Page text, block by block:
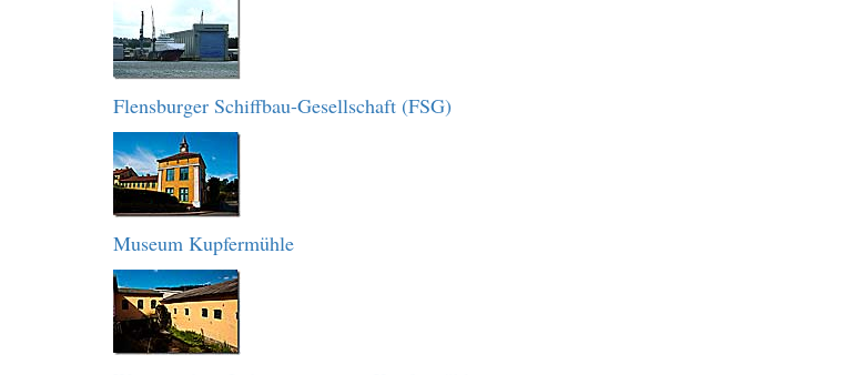
Flensburger Schiffbau-Gesellschaft (FSG)
Museum Kupfermühle